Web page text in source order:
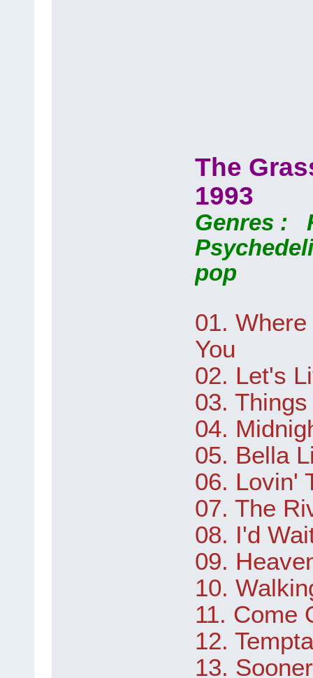
The
1993
Genres :
pop
01.
You
02. Let's
03.
04.
05. Bella
06. Lovin'
07. The
08. I'd
09.
10.
11. Come
12.
13.